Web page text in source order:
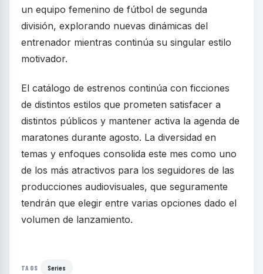
un equipo femenino de fútbol de segunda
división, explorando nuevas dinámicas del
entrenador mientras continúa su singular estilo
motivador.
El catálogo de estrenos continúa con ficciones
de distintos estilos que prometen satisfacer a
distintos públicos y mantener activa la agenda de
maratones durante agosto. La diversidad en
temas y enfoques consolida este mes como uno
de los más atractivos para los seguidores de las
producciones audiovisuales, que seguramente
tendrán que elegir entre varias opciones dado el
volumen de lanzamiento.
TAGS Series